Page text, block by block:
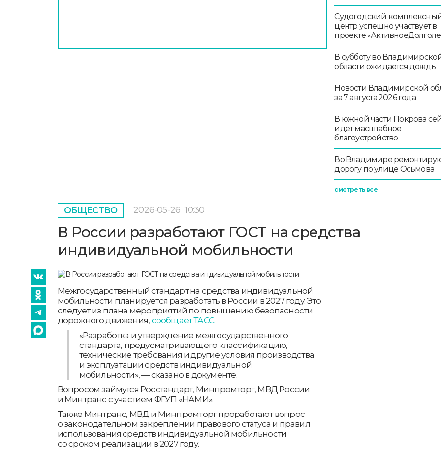
Судогодский
центр успешно участвует в
проекте
В субботу во
области ожидается дождь
Новости Владимирской
за 7 августа 2026 года
В южной части Покрова
идет масштабное
благоустройство
Во Владимире
дорогу по улице Осьмова
смотреть все
ОБЩЕСТВО 2026-05-26 10:30
В России разработают ГОСТ на средства
индивидуальной мобильности
Межгосударственный стандарт на средства индивидуальной
мобильности планируется разработать в России в 2027 году. Это
следует из плана мероприятий по повышению безопасности
дорожного движения, сообщает ТАСС.
«Разработка и утверждение межгосударственного
стандарта, предусматривающего классификацию,
технические требования и другие условия производства
и эксплуатации средств индивидуальной
мобильности», — сказано в документе.
Вопросом займутся Росстандарт, Минпромторг, МВД России
и Минтранс с участием ФГУП «НАМИ».
Также Минтранс, МВД и Минпромторг проработают вопрос
о законодательном закреплении правового статуса и правил
использования средств индивидуальной мобильности
со сроком реализации в 2027 году.